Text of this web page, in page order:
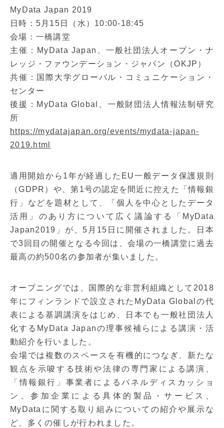
MyData Japan 2019
日時：5月15日（水）10:00-18:45
会場：一橋講堂
主催：MyData Japan、一般社団法人オープン・ナ
レッジ・ファウンデーション・ジャパン（OKJP）
共催：国際大学グローバル・コミュニケーション・
センター
後援：MyData Global、一般財団法人情報法制研究
所
https://mydatajapan.org/events/mydata-japan-
2019.html
適用開始から1年が経過したEU一般データ保護規則
（GDPR）や、第1号の認定を間近に控えた「情報銀
行」などを題材として、「個人を中心としたデータ
活用」のあり方について広く議論する「MyData
Japan2019」が、5月15日に開催されました。日本
で3回目の開催となる今回は、会場の一橋講堂に過去
最高の約500名の参加者が集いました。
オープニングでは、国際的な非営利組織として2018
年にフィンランドで設立されたMyData Globalの代
表による基調講演をはじめ、日本でも一般社団法人
化するMyData Japanの理事候補らによる講演・活
動紹介を行いました。
会場では複数のスペースを有機的につなぎ、新たな
観点を示唆する技術や法律の専門家による講演、
「情報銀行」事業者によるパネルディスカッショ
ン、参加企業による具体的製品・サービス、
MyDataに関する取り組みについての紹介や展示な
ど、多くの催しが行われました。